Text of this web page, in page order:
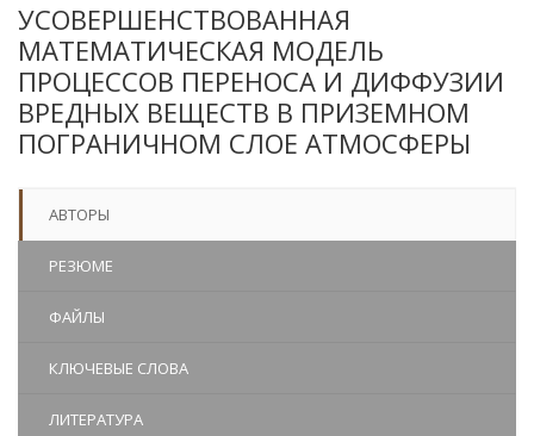
УСОВЕРШЕНСТВОВАННАЯ
МАТЕМАТИЧЕСКАЯ МОДЕЛЬ
ПРОЦЕССОВ ПЕРЕНОСА И ДИФФУЗИИ
ВРЕДНЫХ ВЕЩЕСТВ В ПРИЗЕМНОМ
ПОГРАНИЧНОМ СЛОЕ АТМОСФЕРЫ
АВТОРЫ
РЕЗЮМЕ
ФАЙЛЫ
КЛЮЧЕВЫЕ СЛОВА
ЛИТЕРАТУРА